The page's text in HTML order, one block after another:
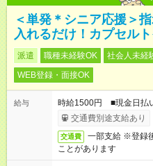
＜単発＊シニア応援＞
入れるだけ！カプセルト
派遣 職種未経験OK 社会人未経
WEB登録・面接OK
給与
時給1500円 ■現金日払
交通費別途支給あり
交通費
一部支給 ※登録
ことがあります